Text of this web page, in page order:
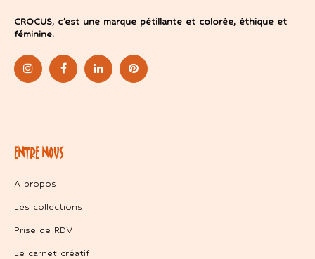
CROCUS, c’est une marque pétillante et colorée, éthique et
féminine.
ENTRE NOUS
A propos
Les collections
Prise de RDV
Le carnet créatif